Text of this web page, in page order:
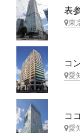
表
東
コ
愛
コ
愛